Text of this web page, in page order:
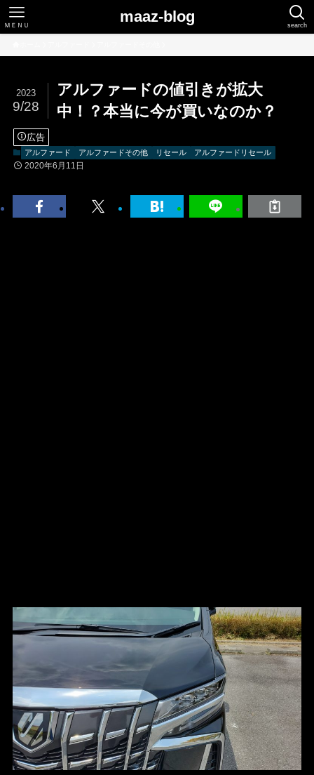
maaz-blog search
ＭＥＮＵ
アルファードの値引きが拡大
中！？本当に今が買いなのか？
2023
9/28
広告
アルファード アルファードその他 リセール アルファードリセール
2020年6月11日